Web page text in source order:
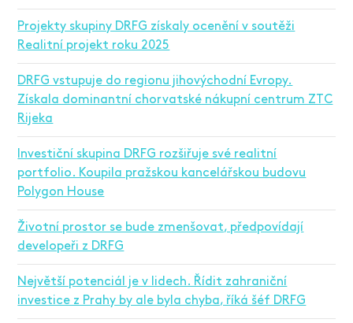
Projekty skupiny DRFG získaly ocenění v soutěži
Realitní projekt roku 2025
DRFG vstupuje do regionu jihovýchodní Evropy.
Získala dominantní chorvatské nákupní centrum ZTC
Rijeka
Investiční skupina DRFG rozšiřuje své realitní
portfolio. Koupila pražskou kancelářskou budovu
Polygon House
Životní prostor se bude zmenšovat, předpovídají
developeři z DRFG
Největší potenciál je v lidech. Řídit zahraniční
investice z Prahy by ale byla chyba, říká šéf DRFG